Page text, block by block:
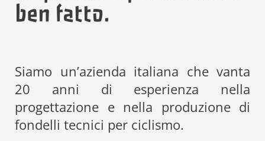
ben fatto.
Siamo un’azienda italiana che vanta
20 anni di esperienza nella
progettazione e nella produzione di
fondelli tecnici per ciclismo.